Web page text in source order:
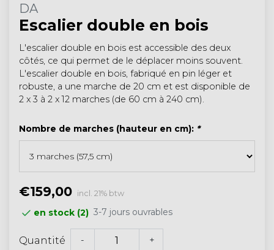
DA
Escalier double en bois
L'escalier double en bois est accessible des deux
côtés, ce qui permet de le déplacer moins souvent.
L'escalier double en bois, fabriqué en pin léger et
robuste, a une marche de 20 cm et est disponible de
2 x 3 à 2 x 12 marches (de 60 cm à 240 cm).
Nombre de marches (hauteur en cm): *
€159,00 incl. 21% btw
en stock (2) 3-7 jours ouvrables
Quantité - +